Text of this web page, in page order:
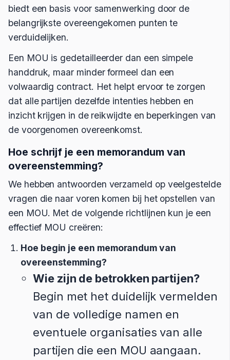
biedt een basis voor samenwerking door de
belangrijkste overeengekomen punten te
verduidelijken.
Een MOU is gedetailleerder dan een simpele
handdruk, maar minder formeel dan een
volwaardig contract. Het helpt ervoor te zorgen
dat alle partijen dezelfde intenties hebben en
inzicht krijgen in de reikwijdte en beperkingen van
de voorgenomen overeenkomst.
Hoe schrijf je een memorandum van
overeenstemming?
We hebben antwoorden verzameld op veelgestelde
vragen die naar voren komen bij het opstellen van
een MOU. Met de volgende richtlijnen kun je een
effectief MOU creëren:
Hoe begin je een memorandum van
overeenstemming?
Wie zijn de betrokken partijen?
Begin met het duidelijk vermelden
van de volledige namen en
eventuele organisaties van alle
partijen die een MOU aangaan.